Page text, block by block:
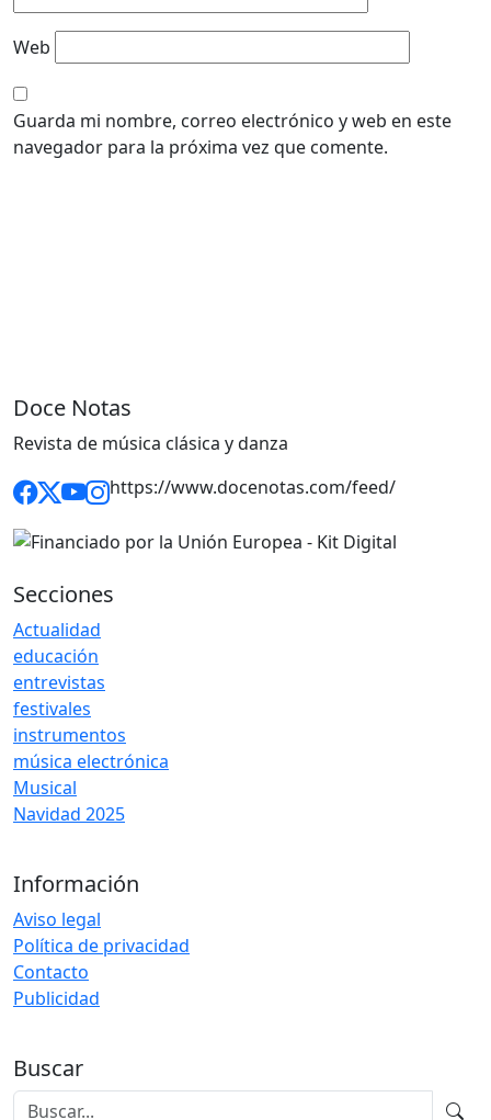
Web
Guarda mi nombre, correo electrónico y web en este
navegador para la próxima vez que comente.
Doce Notas
Revista de música clásica y danza
https://www.docenotas.com/feed/
Secciones
Actualidad
educación
entrevistas
festivales
instrumentos
música electrónica
Musical
Navidad 2025
Información
Aviso legal
Política de privacidad
Contacto
Publicidad
Buscar